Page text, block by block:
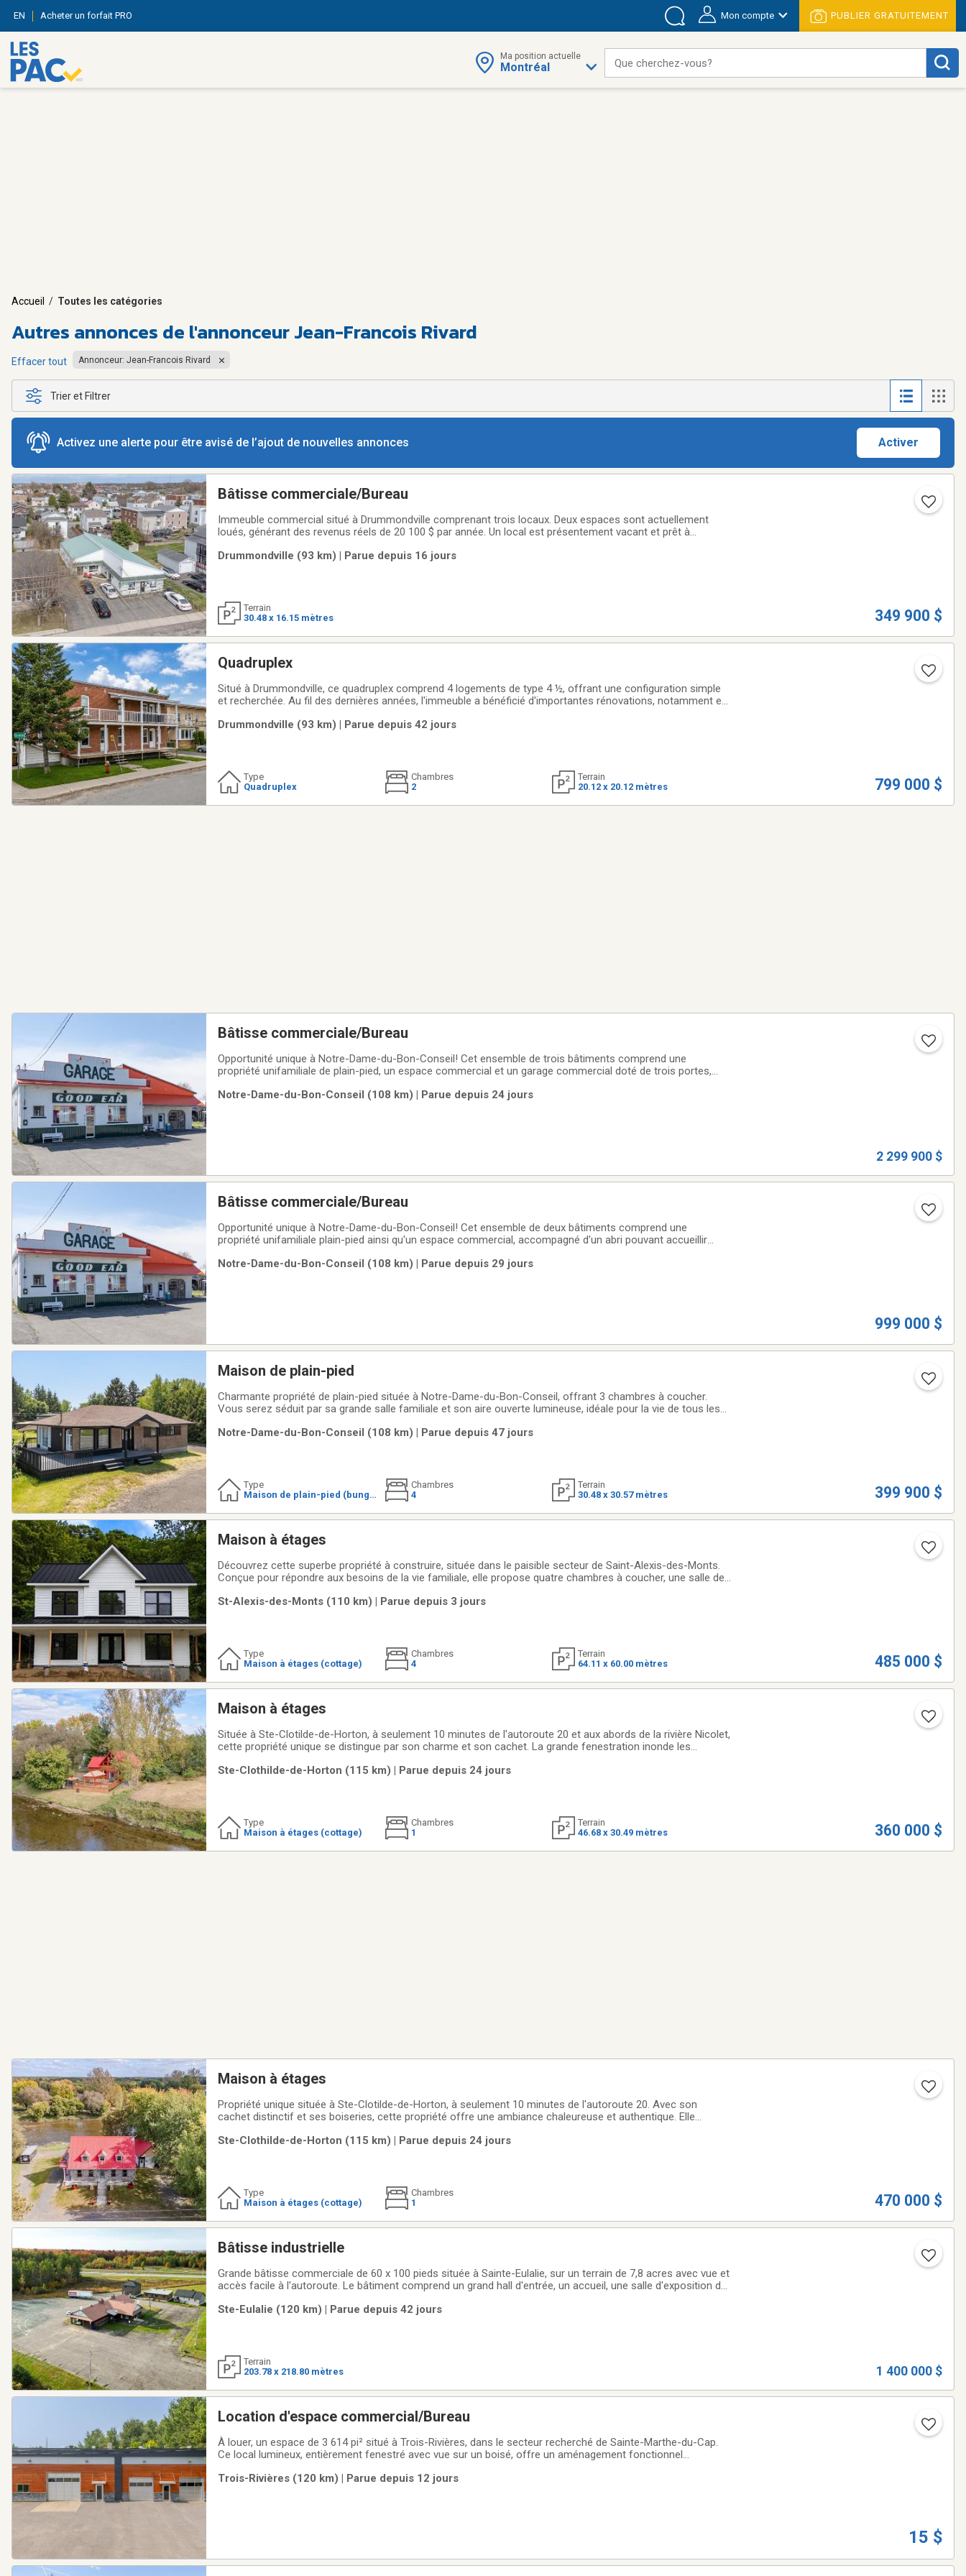
EN Acheter un forfait PRO Mon compte PUBLIER GRATUITEMENT
Ma position actuelle
Montréal Que cherchez-vous?
Accueil / Toutes les catégories
Autres annonces de l'annonceur Jean-Francois Rivard
Effacer tout Annonceur: Jean-Francois Rivard
Trier et Filtrer
Activez une alerte pour être avisé de l’ajout de nouvelles annonces Activer
Bâtisse commerciale/Bureau
Immeuble commercial situé à Drummondville comprenant trois locaux. Deux espaces sont actuellement
loués, générant des revenus réels de 20 100 $ par année. Un local est présentement vacant et prêt à
opportunité pour un investisseur ou un
Drummondville (93 km) | Parue depuis 16 jours
Terrain
30.48 x 16.15 mètres
349 900 $
Quadruplex
Situé à Drummondville, ce quadruplex comprend 4 logements de type 4 ½, offrant une configuration simple
et recherchée. Au fil des dernières années, l'immeuble a bénéficié d'importantes rénovations, notamment en
remplacement progressif des portes et
Drummondville (93 km) | Parue depuis 42 jours
Type
Quadruplex
Chambres
2
Terrain
20.12 x 20.12 mètres
799 000 $
Bâtisse commerciale/Bureau
Opportunité unique à Notre-Dame-du-Bon-Conseil! Cet ensemble de trois bâtiments comprend une
propriété unifamiliale de plain-pied, un espace commercial et un garage commercial doté de trois portes,
seulement trois minutes de l'autoroute 20, cet
Notre-Dame-du-Bon-Conseil (108 km) | Parue depuis 24 jours
2 299 900 $
Bâtisse commerciale/Bureau
Opportunité unique à Notre-Dame-du-Bon-Conseil! Cet ensemble de deux bâtiments comprend une
propriété unifamiliale plain-pied ainsi qu'un espace commercial, accompagné d'un abri pouvant accueillir
cet emplacement offre une visibilité et un
Notre-Dame-du-Bon-Conseil (108 km) | Parue depuis 29 jours
999 000 $
Maison de plain-pied
Charmante propriété de plain-pied située à Notre-Dame-du-Bon-Conseil, offrant 3 chambres à coucher.
Vous serez séduit par sa grande salle familiale et son aire ouverte lumineuse, idéale pour la vie de tous les
bénéficie d'un accès facile
Notre-Dame-du-Bon-Conseil (108 km) | Parue depuis 47 jours
Type
Maison de plain-pied (bungal
Chambres
4
Terrain
30.48 x 30.57 mètres
399 900 $
Maison à étages
Découvrez cette superbe propriété à construire, située dans le paisible secteur de Saint-Alexis-des-Monts.
Conçue pour répondre aux besoins de la vie familiale, elle propose quatre chambres à coucher, une salle de
terrain intime, idéal pour
St-Alexis-des-Monts (110 km) | Parue depuis 3 jours
Type
Maison à étages (cottage)
Chambres
4
Terrain
64.11 x 60.00 mètres
485 000 $
Maison à étages
Située à Ste-Clotilde-de-Horton, à seulement 10 minutes de l'autoroute 20 et aux abords de la rivière Nicolet,
cette propriété unique se distingue par son charme et son cachet. La grande fenestration inonde les
Une mezzanine au 2e étage
Ste-Clothilde-de-Horton (115 km) | Parue depuis 24 jours
Type
Maison à étages (cottage)
Chambres
1
Terrain
46.68 x 30.49 mètres
360 000 $
Maison à étages
Propriété unique située à Ste-Clotilde-de-Horton, à seulement 10 minutes de l'autoroute 20. Avec son
cachet distinctif et ses boiseries, cette propriété offre une ambiance chaleureuse et authentique. Elle
offrant des possibilités supplémentaires
Ste-Clothilde-de-Horton (115 km) | Parue depuis 24 jours
Type
Maison à étages (cottage)
Chambres
1
470 000 $
Bâtisse industrielle
Grande bâtisse commerciale de 60 x 100 pieds située à Sainte-Eulalie, sur un terrain de 7,8 acres avec vue et
accès facile à l'autoroute. Le bâtiment comprend un grand hall d'entrée, un accueil, une salle d'exposition de
une luminosité abondante
Ste-Eulalie (120 km) | Parue depuis 42 jours
Terrain
203.78 x 218.80 mètres
1 400 000 $
Location d'espace commercial/Bureau
À louer, un espace de 3 614 pi² situé à Trois-Rivières, dans le secteur recherché de Sainte-Marthe-du-Cap.
Ce local lumineux, entièrement fenestré avec vue sur un boisé, offre un aménagement fonctionnel
l'arrière vient compléter l'ensemble,
Trois-Rivières (120 km) | Parue depuis 12 jours
15 $